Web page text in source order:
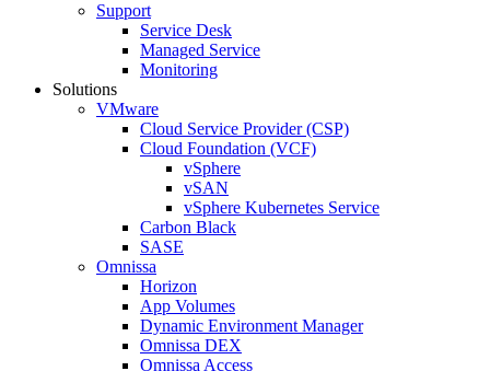
Support
Service Desk
Managed Service
Monitoring
Solutions
VMware
Cloud Service Provider (CSP)
Cloud Foundation (VCF)
vSphere
vSAN
vSphere Kubernetes Service
Carbon Black
SASE
Omnissa
Horizon
App Volumes
Dynamic Environment Manager
Omnissa DEX
Omnissa Access